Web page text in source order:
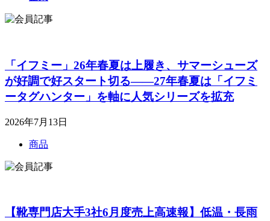
「イフミー」26年春夏は上履き、サマーシューズ
が好調で好スタート切る――27年春夏は「イフミ
ータグハンター」を軸に人気シリーズを拡充
2026年7月13日
商品
【靴専門店大手3社6月度売上高速報】低温・長雨